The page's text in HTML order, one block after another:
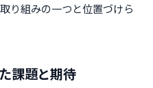
り組みの一つと位置づけら
課題と期待